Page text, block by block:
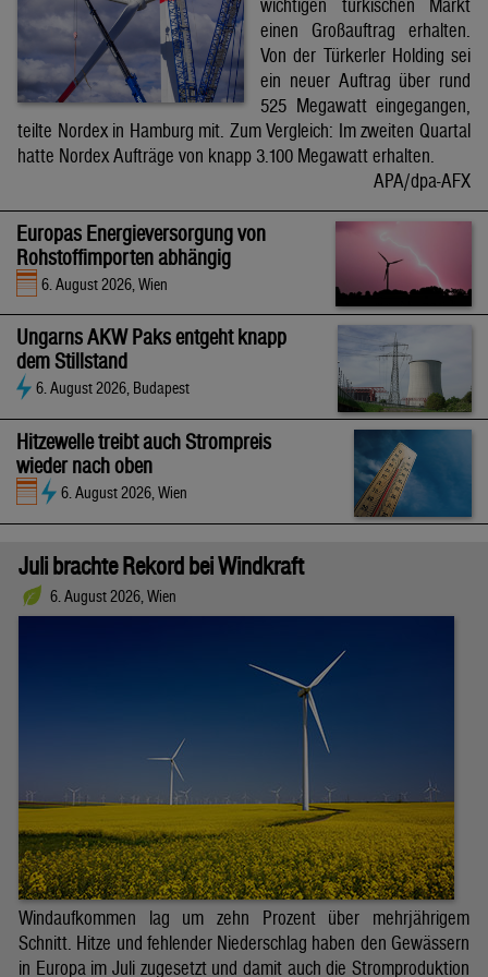
wichtigen türkischen Markt
einen Großauftrag erhalten.
Von der Türkerler Holding sei
ein neuer Auftrag über rund
525 Megawatt eingegangen,
teilte Nordex in Hamburg mit. Zum Vergleich: Im zweiten Quartal
hatte Nordex Aufträge von knapp 3.100 Megawatt erhalten.
APA/dpa-AFX
Europas Energieversorgung von
Rohstoffimporten abhängig
6. August 2026, Wien
Ungarns AKW Paks entgeht knapp
dem Stillstand
6. August 2026, Budapest
Hitzewelle treibt auch Strompreis
wieder nach oben
6. August 2026, Wien
Juli brachte Rekord bei Windkraft
6. August 2026, Wien
Windaufkommen lag um zehn Prozent über mehrjährigem
Schnitt. Hitze und fehlender Niederschlag haben den Gewässern
in Europa im Juli zugesetzt und damit auch die Stromproduktion